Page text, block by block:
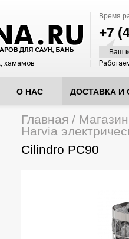
Время
+7
Ваш
хамамов
О НАС ДОСТАВКА И
Вы здесь
Главная / Магазин
Harvia
Cilindro PC90